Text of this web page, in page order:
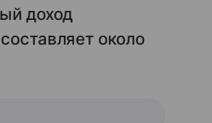
доход
около